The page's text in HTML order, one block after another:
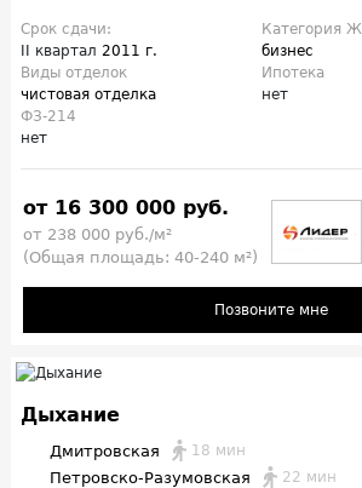
Срок сдачи:
II квартал 2011 г.
Категория
бизнес
Виды отделок
чистовая отделка
Ипотека
нет
ФЗ-214
нет
от 16 300 000 руб.
от 238 000 руб./м²
(Общая площадь: 40-240 м²)
Позвоните мне
Дыхание
Дмитровская 18 мин
Петровско-Разумовская 22 мин